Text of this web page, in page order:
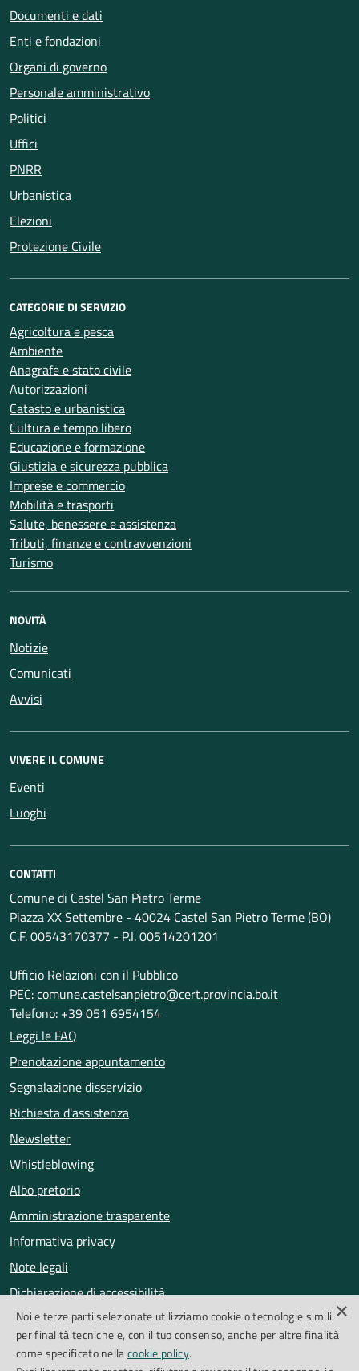
Documenti e dati
Enti e fondazioni
Organi di governo
Personale amministrativo
Politici
Uffici
PNRR
Urbanistica
Elezioni
Protezione Civile
CATEGORIE DI SERVIZIO
Agricoltura e pesca
Ambiente
Anagrafe e stato civile
Autorizzazioni
Catasto e urbanistica
Cultura e tempo libero
Educazione e formazione
Giustizia e sicurezza pubblica
Imprese e commercio
Mobilità e trasporti
Salute, benessere e assistenza
Tributi, finanze e contravvenzioni
Turismo
NOVITÀ
Notizie
Comunicati
Avvisi
VIVERE IL COMUNE
Eventi
Luoghi
CONTATTI
Comune di Castel San Pietro Terme
Piazza XX Settembre - 40024 Castel San Pietro Terme (BO)
C.F. 00543170377 - P.I. 00514201201
Ufficio Relazioni con il Pubblico
PEC:comune.castelsanpietro@cert.provincia.bo.it
Telefono: +39 051 6954154
Leggi le FAQ
Prenotazione appuntamento
Segnalazione disservizio
Richiesta d'assistenza
Newsletter
Whistleblowing
Albo pretorio
Amministrazione trasparente
Informativa privacy
Note legali
Dichiarazione di accessibilità
Obiettivi di accessibilità
Segnalazioni accessibilità
×
Noi e terze parti selezionate utilizziamo cookie o tecnologie simili
per finalità tecniche e, con il tuo consenso, anche per altre finalità
come specificato nellacookie policy.